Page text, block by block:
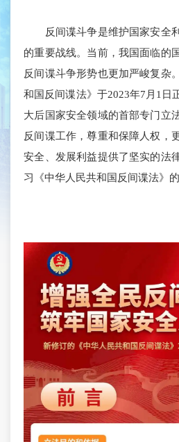
反间谍斗争是维护国家安全
的重要战线。当前，我国面临的
反间谍斗争形势也更加严峻复杂
和国反间谍法》于2023年7月1日
大后国家安全领域的首部专门立
反间谍工作，尊重和保障人权，
安全、发展利益提供了坚实的法
习《中华人民共和国反间谍法》